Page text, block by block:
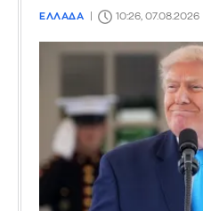
ΕΛΛΑΔΑ 10:26, 07.08.2026